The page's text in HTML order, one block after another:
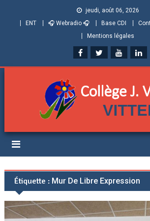
jeudi, août 06, 2026
ENT
🎧 Webradio 🎧 Base CDI
Mentions légales
Collège Jules
Vittel
Étiquette : Mur De Libre Expression